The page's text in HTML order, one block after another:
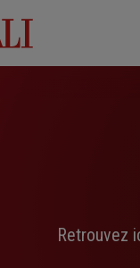
Retrouvez